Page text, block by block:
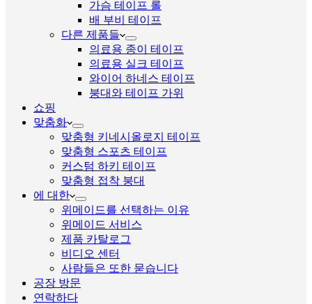
가슴 테이프 롤
배 부비 테이프
다른 제품들
의료용 종이 테이프
의료용 실크 테이프
와이어 하네스 테이프
붕대와 테이프 가위
쇼핑
맞춤화
맞춤형 키네시올로지 테이프
맞춤형 스포츠 테이프
커스텀 하키 테이프
맞춤형 접착 붕대
에 대한
위메이드를 선택하는 이유
위메이드 서비스
제품 카탈로그
비디오 센터
사람들은 또한 묻습니다
공장 방문
연락하다